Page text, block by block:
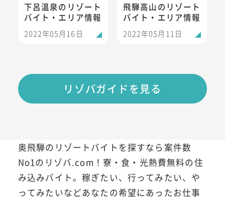
下呂温泉のリゾート
バイト・エリア情報
2022年05月16日
飛騨高山のリゾート
バイト・エリア情報
2022年05月11日
リゾバガイドを見る
奥飛騨のリゾートバイトを探すなら案件数
No1のリゾバ.com！寮・食・光熱費無料の住
み込みバイト。稼ぎたい、行ってみたい、や
ってみたいなどあなたの希望にあったお仕事